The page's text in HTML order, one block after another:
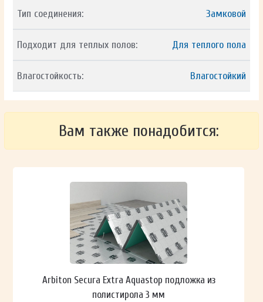
Тип соединения: Замковой
Подходит для теплых полов: Для теплого пола
Влагостойкость: Влагостойкий
Вам также понадобится:
Arbiton Secura Extra Aquastop подложка из
полистирола 3 мм